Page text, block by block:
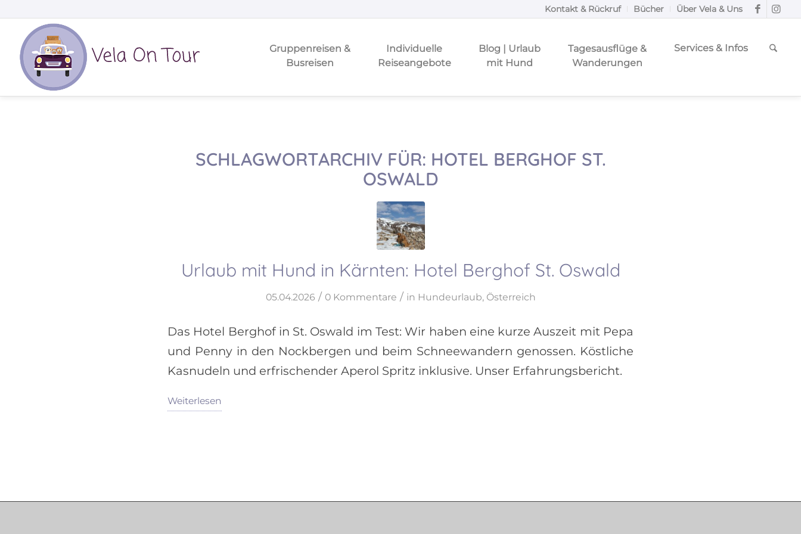
Kontakt & Rückruf Bücher Über Vela & Uns
Gruppenreisen &
Busreisen
Individuelle
Reiseangebote
Blog | Urlaub
mit Hund
Tagesausflüge &
Wanderungen
Services & Infos
SCHLAGWORTARCHIV FÜR: HOTEL BERGHOF ST.
OSWALD
Urlaub mit Hund in Kärnten: Hotel Berghof St. Oswald
05.04.2026 / 0 Kommentare / in Hundeurlaub, Österreich
Das Hotel Berghof in St. Oswald im Test: Wir haben eine kurze Auszeit mit Pepa
und Penny in den Nockbergen und beim Schneewandern genossen. Köstliche
Kasnudeln und erfrischender Aperol Spritz inklusive. Unser Erfahrungsbericht.
Weiterlesen